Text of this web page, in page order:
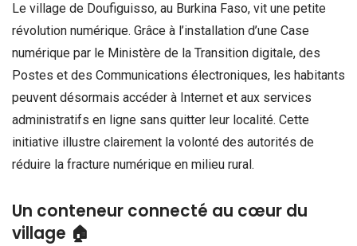
Le village de Doufiguisso, au Burkina Faso, vit une petite
révolution numérique. Grâce à l’installation d’une Case
numérique par le Ministère de la Transition digitale, des
Postes et des Communications électroniques, les habitants
peuvent désormais accéder à Internet et aux services
administratifs en ligne sans quitter leur localité. Cette
initiative illustre clairement la volonté des autorités de
réduire la fracture numérique en milieu rural.
Un conteneur connecté au cœur du
village 🏠